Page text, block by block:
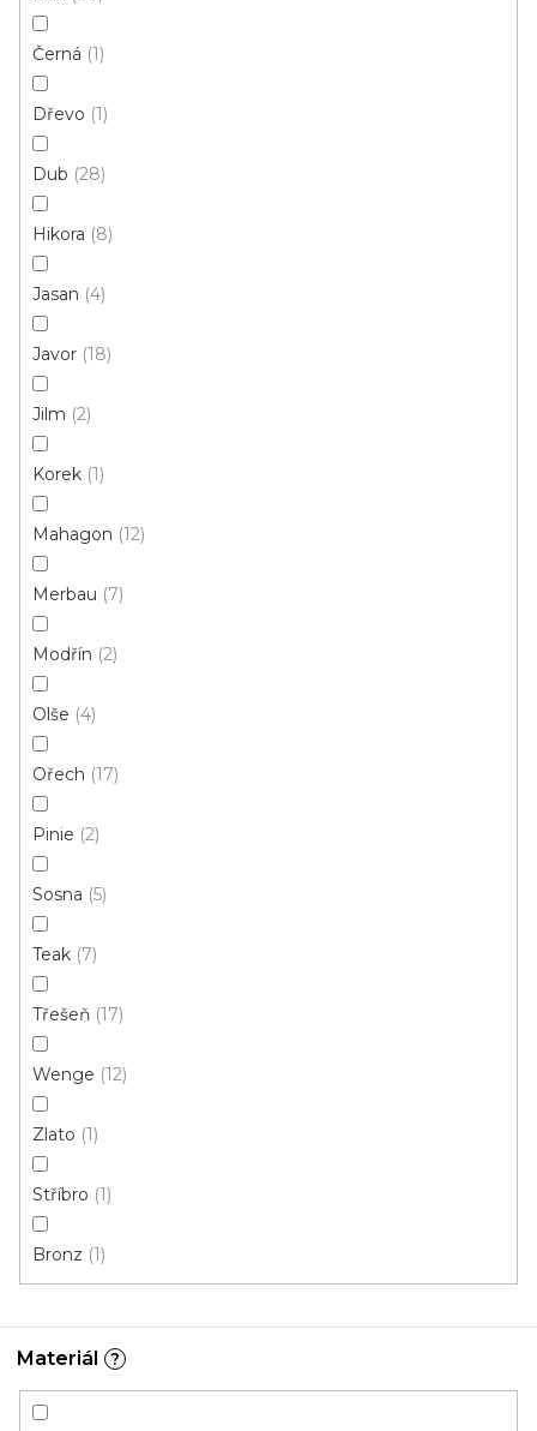
Černá 1
Dřevo 1
Dub 28
Hikora 8
Jasan 4
Javor 18
Jilm 2
Korek 1
Mahagon 12
Merbau 7
Modřín 2
Olše 4
Ořech 17
Pinie 2
Sosna 5
Teak 7
Třešeň 17
Wenge 12
Zlato 1
Stříbro 1
Bronz 1
Materiál ?
Q63 vnější roh - 2ks v balení sv.bronz
31 Kč
Q63 vnitřní kout - 2ks v balení stříbro
31 Kč/ balení